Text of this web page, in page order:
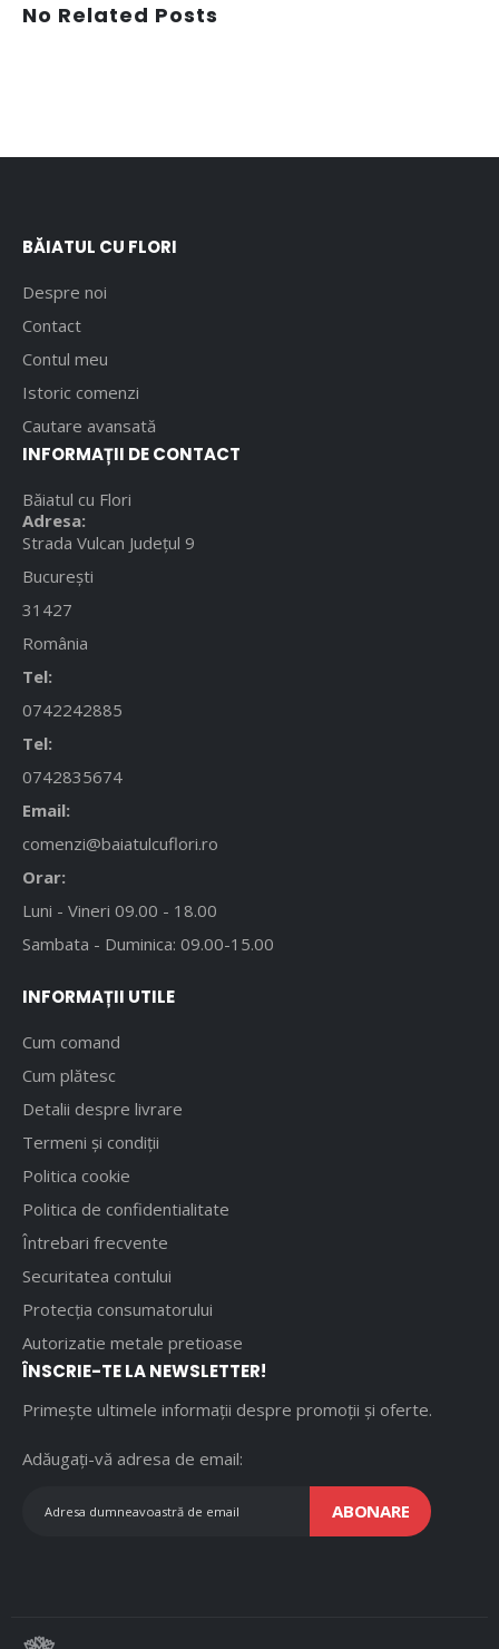
No Related Posts
BĂIATUL CU FLORI
Despre noi
Contact
Contul meu
Istoric comenzi
Cautare avansată
INFORMAȚII DE CONTACT
Băiatul cu Flori
Adresa:
Strada Vulcan Județul 9
București
31427
România
Tel:
0742242885
Tel:
0742835674
Email:
comenzi@baiatulcuflori.ro
Orar:
Luni - Vineri 09.00 - 18.00
Sambata - Duminica: 09.00-15.00
INFORMAȚII UTILE
Cum comand
Cum plătesc
Detalii despre livrare
Termeni și condiții
Politica cookie
Politica de confidentialitate
Întrebari frecvente
Securitatea contului
Protecția consumatorului
Autorizatie metale pretioase
ÎNSCRIE-TE LA NEWSLETTER!
Primește ultimele informații despre promoții și oferte.
Adăugați-vă adresa de email:
ABONARE